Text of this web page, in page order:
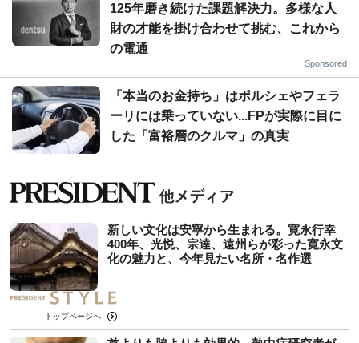
125年磨き続けた課題解決力。多様な人
財の才能を掛け合わせて挑む、これから
の電通
Sponsored
「本当のお金持ち」はポルシェやフェラ
ーリには乗っていない...FPが実際に目に
した「富裕層のクルマ」の真実
新しい文化は安寧から生まれる。寛永行幸
400年、光悦、宗達、遠州らが彩った寛永文
化の魅力と、今年見たい名所・名作選
トップページへ